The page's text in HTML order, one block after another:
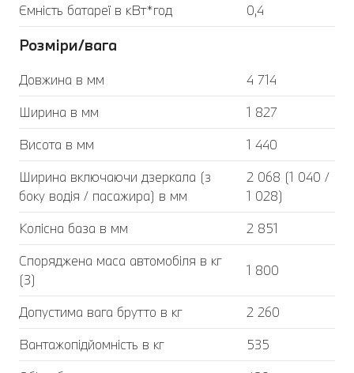
Ємність батареї в кВт*год 0,4
Розміри/вага
Довжина в мм
4 714
Ширина в мм
1 827
Висота в мм
1 440
Ширина включаючи дзеркала (з
боку водія / пасажира) в мм
2 068 (1 040 /
1 028)
Колісна база в мм
2 851
Споряджена маса автомобіля в кг
(3)
1 800
Допустима вага брутто в кг
2 260
Вантажопідйомність в кг
535